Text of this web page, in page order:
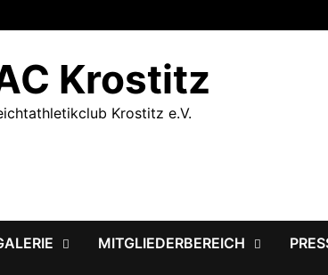
Krostitz
Krostitz e.V.
MITGLIEDERBEREICH